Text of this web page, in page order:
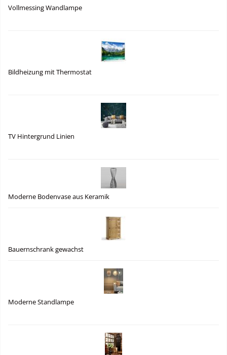
Vollmessing Wandlampe
Bildheizung mit Thermostat
TV Hintergrund Linien
Moderne Bodenvase aus Keramik
Bauernschrank gewachst
Moderne Standlampe